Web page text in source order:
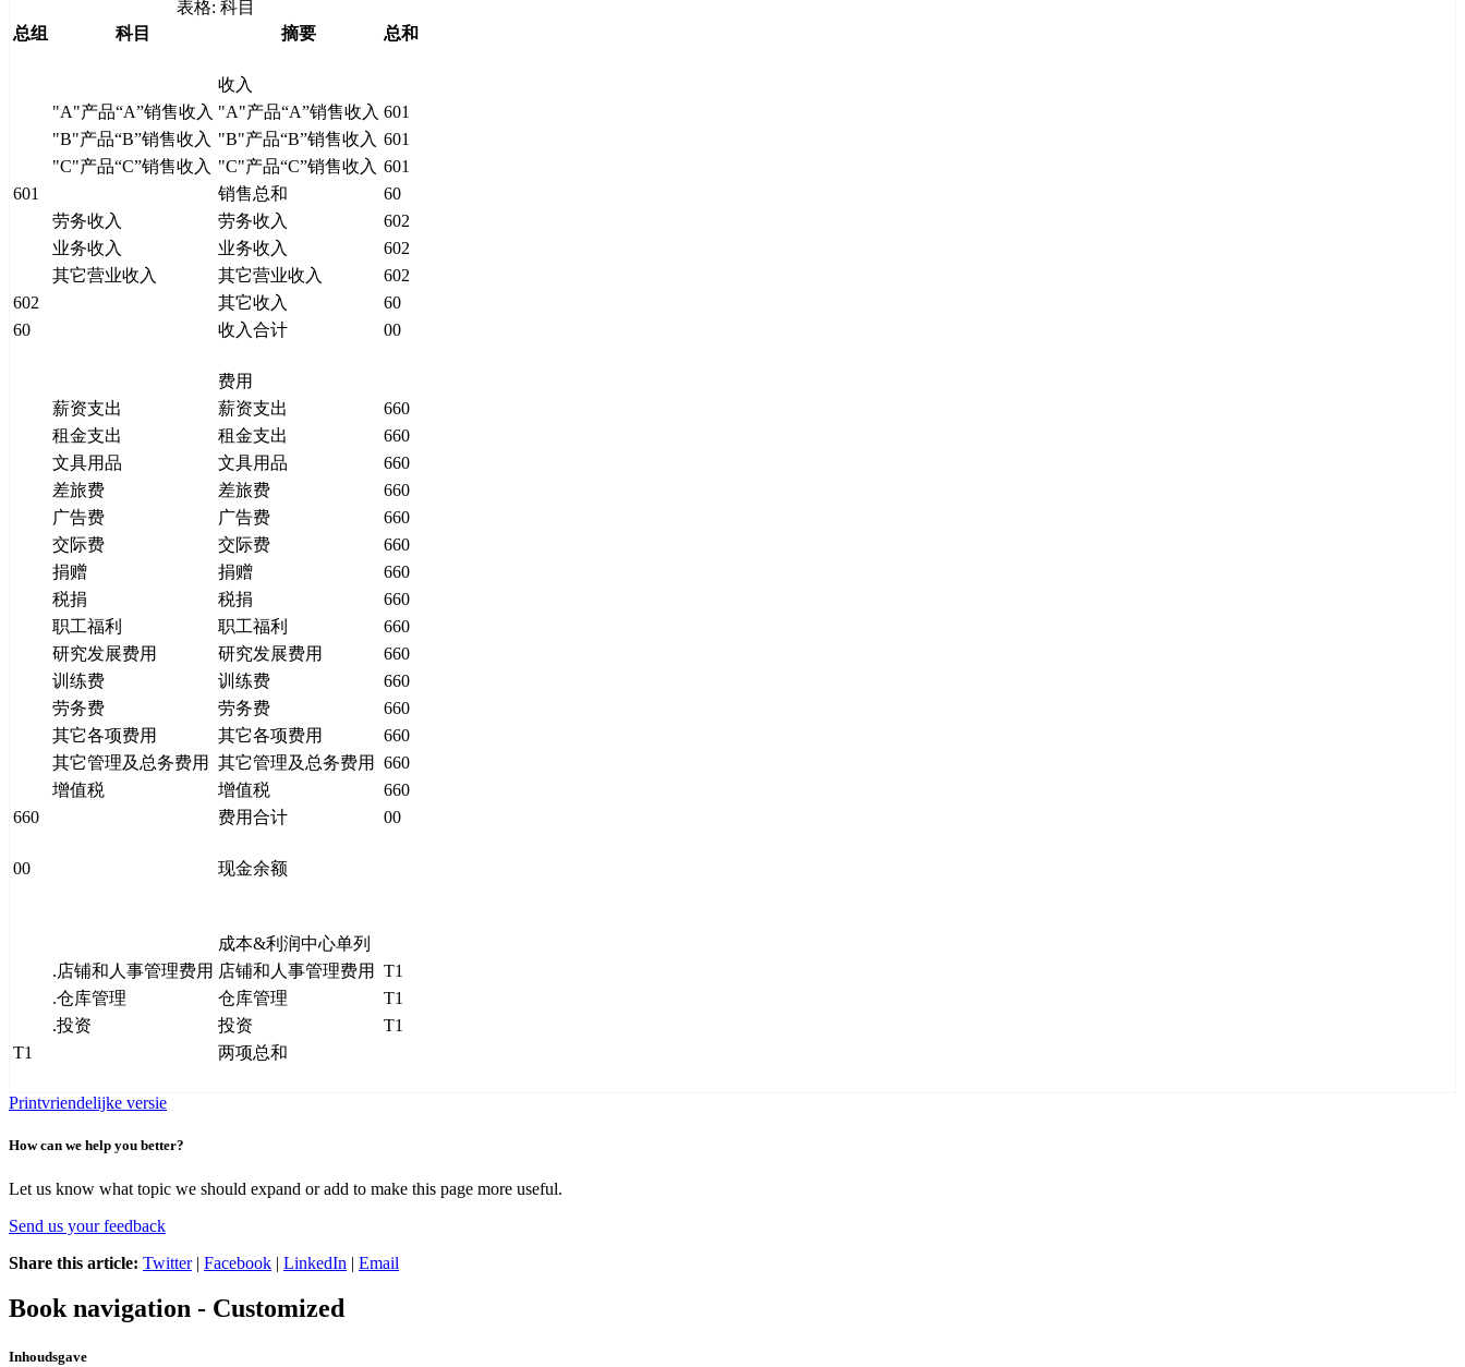
表格: 科目
总组
科目 摘要 总和
收入
"A"产品“A”销售收入 "A"产品“A”销售收入 601
"B"产品“B”销售收入 "B"产品“B”销售收入 601
"C"产品“C”销售收入 "C"产品“C”销售收入 601
601
销售总和
60
劳务收入
劳务收入
602
业务收入
业务收入
602
其它营业收入
其它营业收入
602
602
其它收入
60
60
收入合计 00
费用
薪资支出
薪资支出
660
租金支出
租金支出
660
文具用品
文具用品
660
差旅费
差旅费
660
广告费
广告费
660
交际费
交际费
660
捐赠
捐赠
660
税捐
税捐
660
职工福利
职工福利
660
研究发展费用
研究发展费用
660
训练费
训练费
660
劳务费
劳务费
660
其它各项费用
其它各项费用
660
其它管理及总务费用
其它管理及总务费用
660
增值税
增值税
660
660
费用合计 00
00 现金余额
成本&利润中心单列
.店铺和人事管理费用 店铺和人事管理费用
T1
.仓库管理
仓库管理
T1
.投资
投资
T1
T1
两项总和
Printvriendelijke versie
How can we help you better?
Let us know what topic we should expand or add to make this page more useful.
Send us your feedback
Share this article: Twitter| Facebook | LinkedIn | Email
Book navigation - Customized
Inhoudsgave